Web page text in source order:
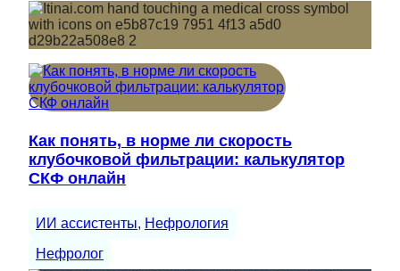
Как понять, в норме ли скорость
клубочковой фильтрации: калькулятор
СКФ онлайн
ИИ ассистенты, Нефрология
Нефролог